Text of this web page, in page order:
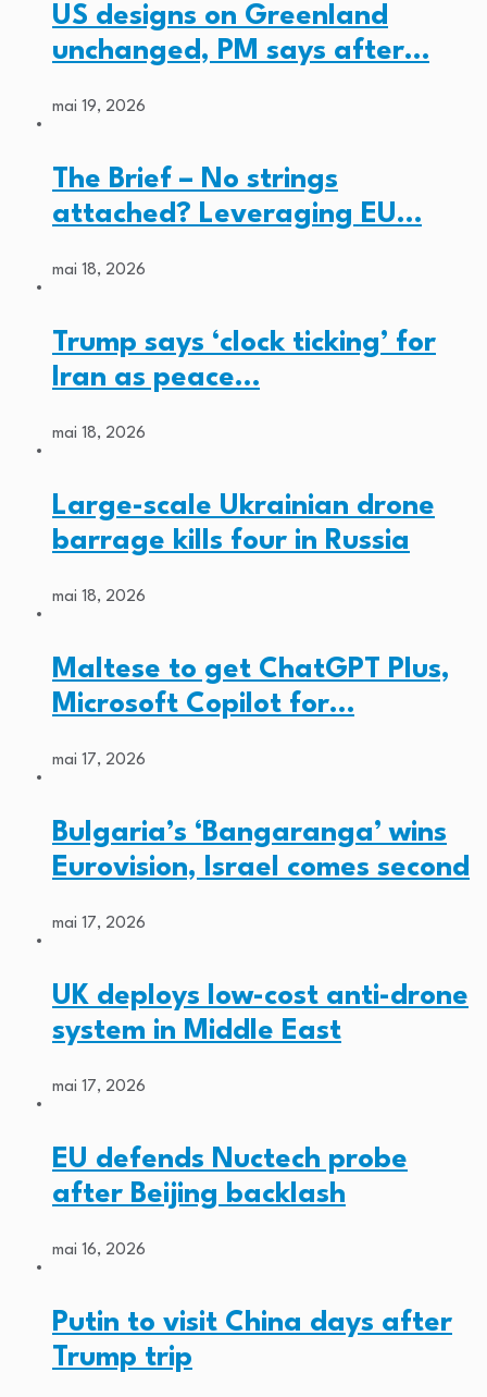
US designs on Greenland
unchanged, PM says after…
mai 19, 2026
The Brief – No strings
attached? Leveraging EU…
mai 18, 2026
Trump says ‘clock ticking’ for
Iran as peace…
mai 18, 2026
Large-scale Ukrainian drone
barrage kills four in Russia
mai 18, 2026
Maltese to get ChatGPT Plus,
Microsoft Copilot for…
mai 17, 2026
Bulgaria’s ‘Bangaranga’ wins
Eurovision, Israel comes second
mai 17, 2026
UK deploys low-cost anti-drone
system in Middle East
mai 17, 2026
EU defends Nuctech probe
after Beijing backlash
mai 16, 2026
Putin to visit China days after
Trump trip